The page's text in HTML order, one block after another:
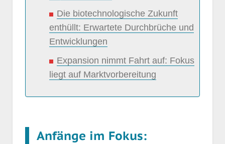
Die biotechnologische Zukunft
enthüllt: Erwartete Durchbrüche und
Entwicklungen
Expansion nimmt Fahrt auf: Fokus
liegt auf Marktvorbereitung
Anfänge im Fokus: